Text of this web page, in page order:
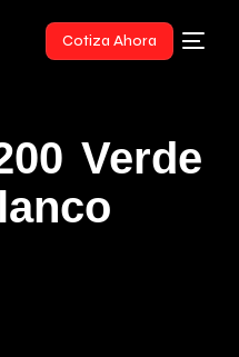
Cotiza Ahora
Verde